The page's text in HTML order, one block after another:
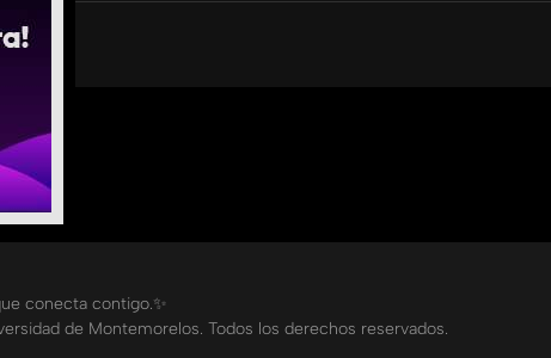
conecta contigo.✨
de Montemorelos. Todos los derechos reservados.